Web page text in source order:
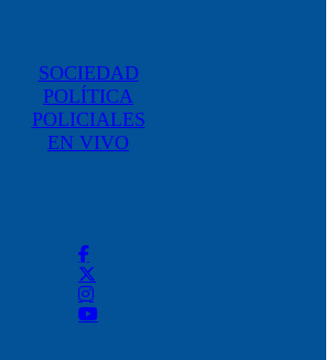
SOCIEDAD
POLÍTICA
POLICIALES
EN VIVO